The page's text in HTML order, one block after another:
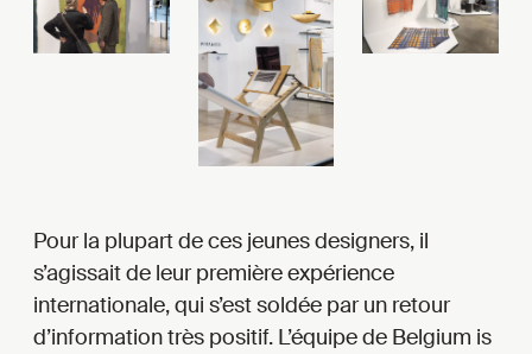
Pour la plupart de ces jeunes designers, il
s’agissait de leur première expérience
internationale, qui s’est soldée par un retour
d’information très positif. L’équipe de Belgium is